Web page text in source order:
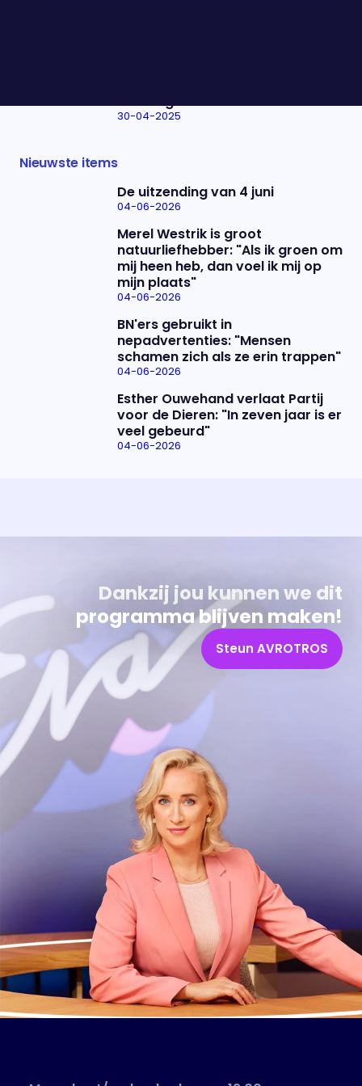
ervaring"
30-04-2025
Nieuwste items
De uitzending van 4 juni
04-06-2026
Merel Westrik is groot
natuurliefhebber: "Als ik groen om
mij heen heb, dan voel ik mij op
mijn plaats"
04-06-2026
BN'ers gebruikt in
nepadvertenties: "Mensen
schamen zich als ze erin trappen"
04-06-2026
Esther Ouwehand verlaat Partij
voor de Dieren: "In zeven jaar is er
veel gebeurd"
04-06-2026
Dankzij jou kunnen we dit
programma blijven maken!
Steun AVROTROS